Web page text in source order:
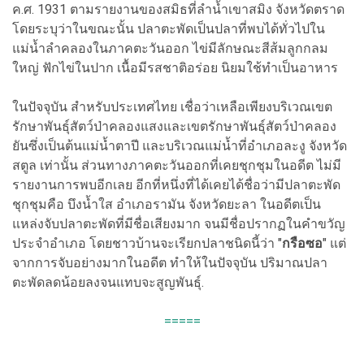
ค.ศ. 1931 ตามรายงานของสมิธที่ลำน้ำเขาสมิง จังหวัดตราด
โดยระบุว่าในขณะนั้น ปลาตะพัดเป็นปลาที่พบได้ทั่วไปใน
แม่น้ำลำคลองในภาคตะวันออก ไข่มีลักษณะสีส้มลูกกลม
ใหญ่ ฟักไข่ในปาก เนื้อมีรสชาติอร่อย นิยมใช้ทำเป็นอาหาร
ในปัจจุบัน สำหรับประเทศไทย เชื่อว่าเหลือเพียงบริเวณเขต
รักษาพันธุ์สัตว์ป่าคลองแสงและเขตรักษาพันธุ์สัตว์ป่าคลอง
ยันซึ่งเป็นต้นแม่น้ำตาปี และบริเวณแม่น้ำที่อำเภอละงู จังหวัด
สตูล เท่านั้น ส่วนทางภาคตะวันออกที่เคยชุกชุมในอดีต ไม่มี
รายงานการพบอีกเลย อีกที่หนึ่งที่ได้เคยได้ชื่อว่ามีปลาตะพัด
ชุกชุมคือ บึงน้ำใส อำเภอรามัน จังหวัดยะลา ในอดีตเป็น
แหล่งจับปลาตะพัดที่มีชื่อเสียงมาก จนมีชื่อปรากฏในคำขวัญ
ประจำอำเภอ โดยชาวบ้านจะเรียกปลาชนิดนี้ว่า "กรือซอ" แต่
จากการจับอย่างมากในอดีต ทำให้ในปัจจุบัน ปริมาณปลา
ตะพัดลดน้อยลงจนแทบจะสูญพันธุ์.
=====